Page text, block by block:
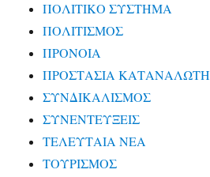
ΠΟΛΙΤΙΚΟ ΣΥΣΤΗΜΑ
ΠΟΛΙΤΙΣΜΟΣ
ΠΡΟΝΟΙΑ
ΠΡΟΣΤΑΣΙΑ ΚΑΤΑΝΑΛΩΤΗ
ΣΥΝΔΙΚΑΛΙΣΜΟΣ
ΣΥΝΕΝΤΕΥΞΕΙΣ
ΤΕΛΕΥΤΑΙΑ ΝΕΑ
ΤΟΥΡΙΣΜΟΣ